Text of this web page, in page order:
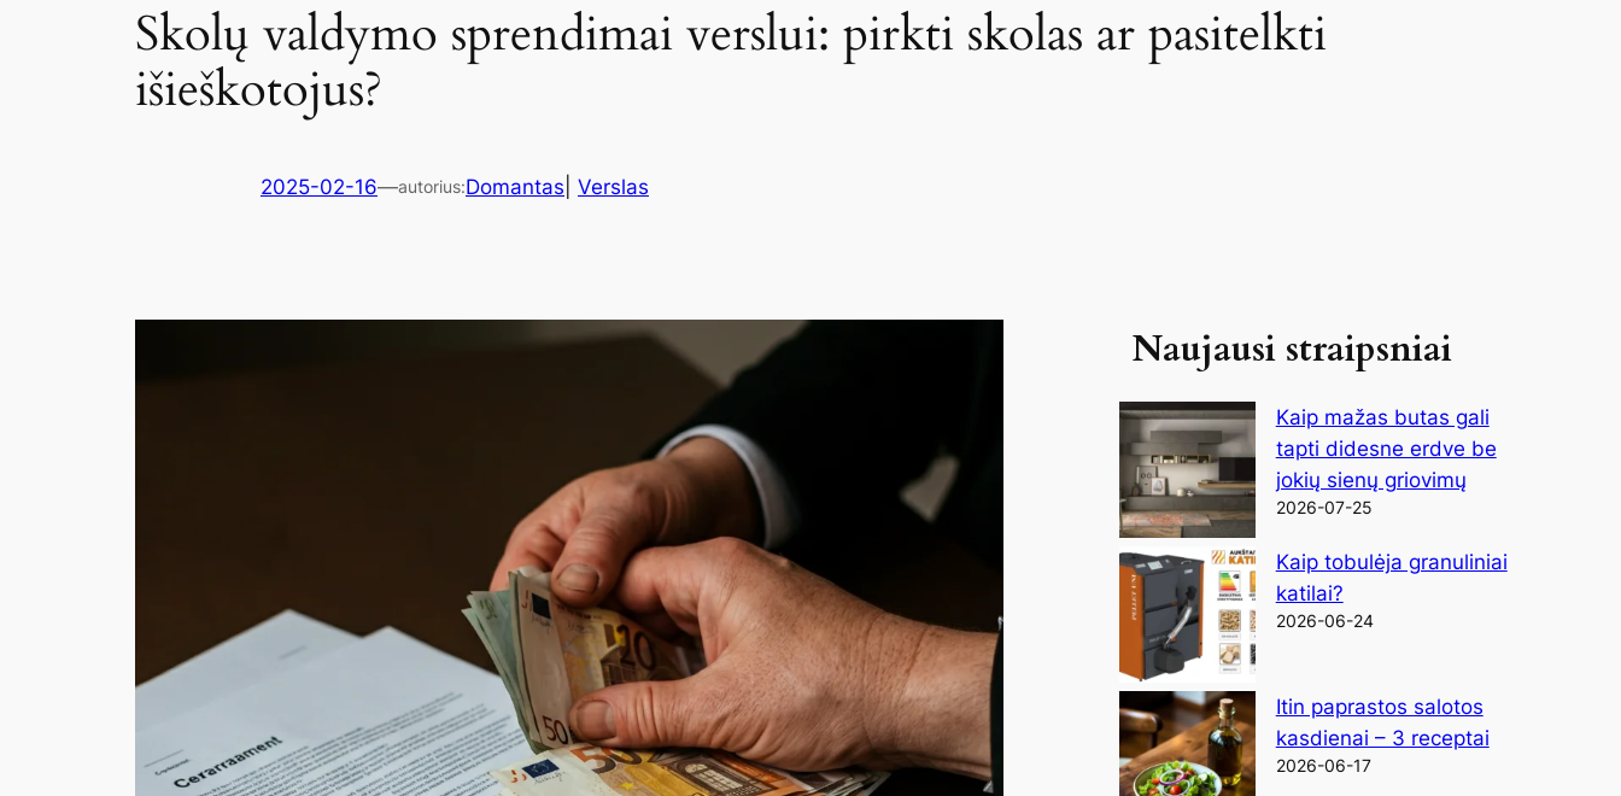
Skolų valdymo sprendimai verslui: pirkti skolas ar pasitelkti
išieškotojus?
2025-02-16—autorius:Domantas Verslas
Naujausi straipsniai
Kaip mažas butas gali
tapti didesne erdve be
jokių sienų griovimų
2026-07-25
Kaip tobulėja granuliniai
katilai?
2026-06-24
Itin paprastos salotos
kasdienai – 3 receptai
2026-06-17